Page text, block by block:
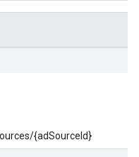
{adSourceId}